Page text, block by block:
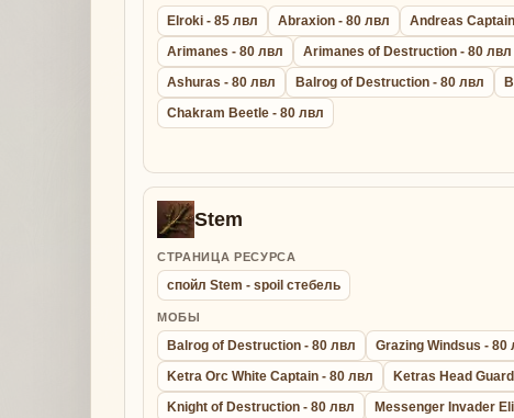
Elroki - 85 лвл Abraxion - 80 лвл
Andreas
Arimanes - 80 лвл
Arimanes of Destruction - 80 лвл
Ashuras - 80 лвл
Balrog of Destruction - 80 лвл
Chakram Beetle - 80 лвл
Stem
СТРАНИЦА РЕСУРСА
спойл Stem - spoil стебель
МОБЫ
Balrog of Destruction - 80 лвл Grazing Windsus - 80
Ketra Orc White Captain - 80 лвл
Ketras Head
Knight of Destruction - 80 лвл
Messenger Invader